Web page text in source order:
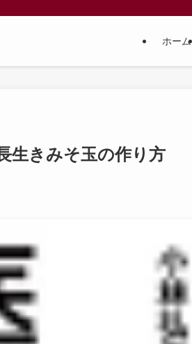
ホーム
生きみそ玉の作り方